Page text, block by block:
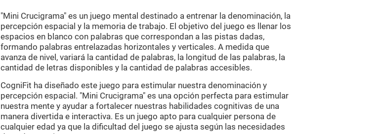
"Mini Crucigrama" es un juego mental destinado a entrenar la denominación, la
percepción espacial y la memoria de trabajo. El objetivo del juego es llenar los
espacios en blanco con palabras que correspondan a las pistas dadas,
formando palabras entrelazadas horizontales y verticales. A medida que
avanza de nivel, variará la cantidad de palabras, la longitud de las palabras, la
cantidad de letras disponibles y la cantidad de palabras accesibles.
CogniFit ha diseñado este juego para estimular nuestra denominación y
percepción espacial. "Mini Crucigrama" es una opción perfecta para estimular
nuestra mente y ayudar a fortalecer nuestras habilidades cognitivas de una
manera divertida e interactiva. Es un juego apto para cualquier persona de
cualquier edad ya que la dificultad del juego se ajusta según las necesidades